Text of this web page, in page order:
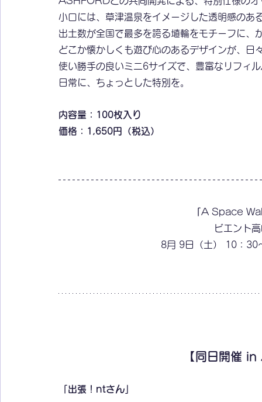
小口には、草津温泉をイメージした透明感のあ
出土数が全国で最多を誇る埴輪をモチーフに、
どこか懐かしくも遊び心のあるデザインが、日
使い勝手の良いミニ6サイズで、豊富なリフィ
日常に、ちょっとした特別を。
内容量：100枚入り
価格： 1,650円（税込）
A Space
ビエント
8月 9日（土） 10：30
【同日開催
「出張！ntさん」